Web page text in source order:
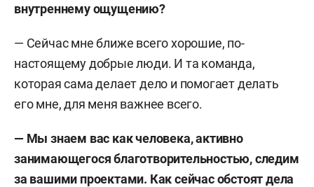
внутреннему ощущению?
— Сейчас мне ближе всего хорошие, по-
настоящему добрые люди. И та команда,
которая сама делает дело и помогает делать
его мне, для меня важнее всего.
— Мы знаем вас как человека, активно
занимающегося благотворительностью, следим
за вашими проектами. Как сейчас обстоят дела